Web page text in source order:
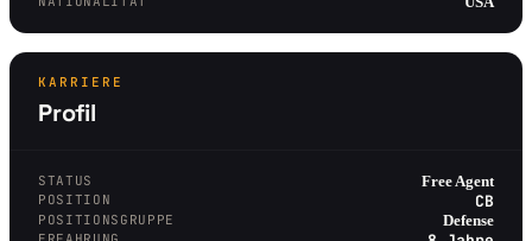
KARRIERE
Profil
STATUS Free Agent
POSITION CB
POSITIONSGRUPPE Defense